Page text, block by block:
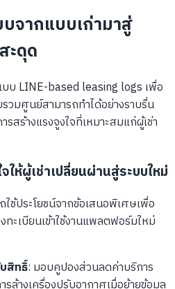
จากแบบเก่ามาสู่
ะดุด
บ LINE-based leasing logs เพื่อ
มศูนย์สามารถทำได้อย่างราบรื่น
สร้างแรงจูงใจที่เหมาะสมแก่ผู้เช่า
ให้ผู้เช่าเปลี่ยนผ่านสู่ระบบใหม่
ช้ประโยชน์จากข้อเสนอพิเศษเพื่อ
ะเบียนเข้าใช้งานแพลตฟอร์มใหม่
สิทธิ์: มอบคูปองส่วนลดค่าบริการ
ล้างเครื่องปรับอากาศเมื่อย้ายข้อมูล